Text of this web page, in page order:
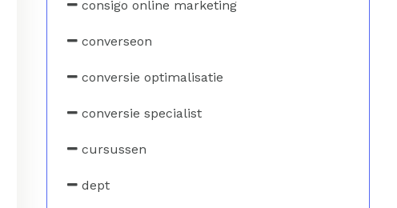
consigo online marketing
converseon
conversie optimalisatie
conversie specialist
cursussen
dept